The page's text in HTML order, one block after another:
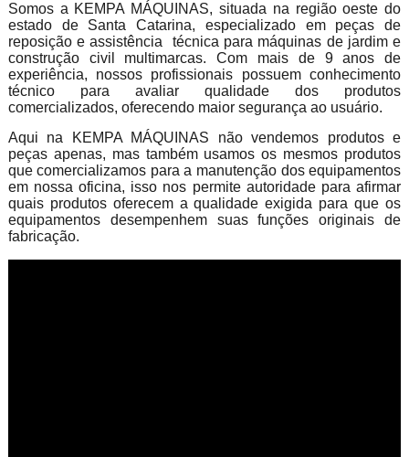
Somos a KEMPA MÁQUINAS, situada na região oeste do
estado de Santa Catarina, especializado em peças de
reposição e assistência técnica para máquinas de jardim e
construção civil multimarcas. Com mais de 9 anos de
experiência, nossos profissionais possuem conhecimento
técnico para avaliar qualidade dos produtos
comercializados, oferecendo maior segurança ao usuário.
Aqui na KEMPA MÁQUINAS não vendemos produtos e
peças apenas, mas também usamos os mesmos produtos
que comercializamos para a manutenção dos equipamentos
em nossa oficina, isso nos permite autoridade para afirmar
quais produtos oferecem a qualidade exigida para que os
equipamentos desempenhem suas funções originais de
fabricação.